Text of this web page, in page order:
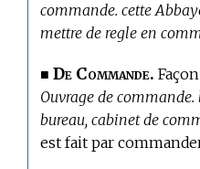
commande. cette
mettre de regle en
■De Commande.
Ouvrage de
bureau, cabinet de
est fait par